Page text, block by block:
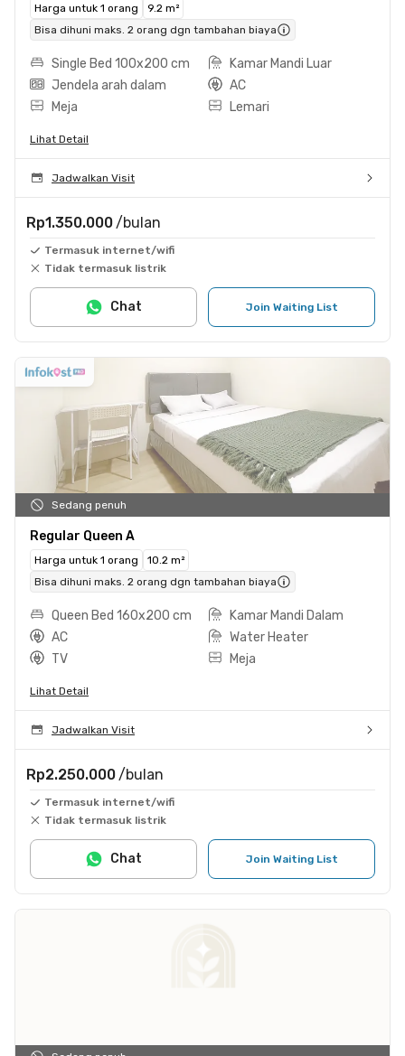
Harga untuk 1 orang
9.2 m²
Bisa dihuni maks. 2 orang dgn tambahan biaya
Single Bed 100x200 cm
Kamar Mandi Luar
Jendela arah dalam
AC
Meja
Lemari
Lihat Detail
Jadwalkan Visit
Rp1.350.000 /bulan
Termasuk internet/wifi
Tidak termasuk listrik
Join Waiting List
Chat
Sedang penuh
Regular Queen A
Harga untuk 1 orang
10.2 m²
Bisa dihuni maks. 2 orang dgn tambahan biaya
Queen Bed 160x200 cm
Kamar Mandi Dalam
AC
Water Heater
TV
Meja
Lihat Detail
Jadwalkan Visit
Rp2.250.000 /bulan
Termasuk internet/wifi
Tidak termasuk listrik
Join Waiting List
Chat